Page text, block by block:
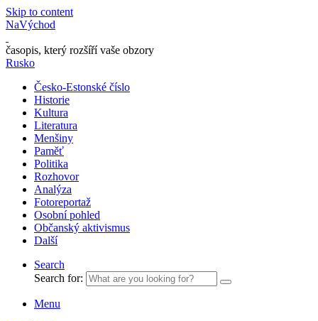
Skip to content
NaVýchod
časopis, který rozšíří vaše obzory
Rusko
Česko-Estonské číslo
Historie
Kultura
Literatura
Menšiny
Paměť
Politika
Rozhovor
Analýza
Fotoreportaž
Osobní pohled
Občanský aktivismus
Další
Search
Search for:
Menu